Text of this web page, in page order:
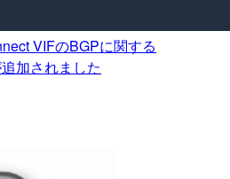
VIFのBGPに関する
加されました